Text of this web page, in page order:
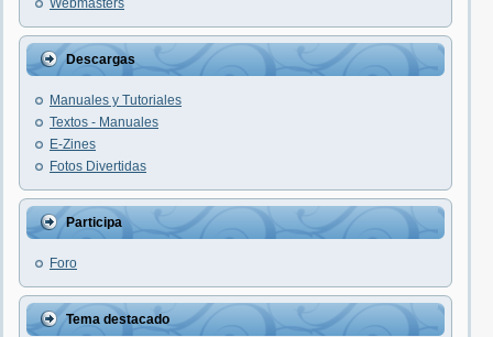
Webmasters
Descargas
Manuales y Tutoriales
Textos - Manuales
E-Zines
Fotos Divertidas
Participa
Foro
Tema destacado